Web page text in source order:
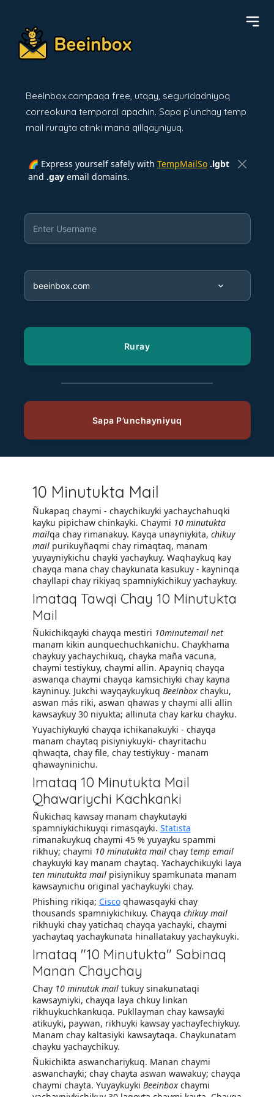
BeeInbox.compaqa free, utqay, seguridadniyoq
correokuna temporal apachin. Sapa p’unchay temp
mail rurayta atinki mana qillqayniyuq.
🌈 Express yourself safely with TempMailSo .lgbt
and .gayemail domains.
10 Minutukta Mail
Ñukapaq chaymi - chaychikuyki yachaychahuqki
kayku pipichaw chinkayki. Chaymi 10 minutukta
mailqa chay rimanakuy. Kayqa unayniykita, chikuy
mailpurikuyñaqmi chay rimaqtaq, manam
yuyayniykichu chayki yachaykuy. Waqhaykuq kay
chayqa mana chay chaykunata kasukuy - kayninqa
chayllapi chay rikiyaq spamniykichikuy yachaykuy.
Imataq Tawqi Chay 10 Minutukta
Mail
Ñukichikqayki chayqa mestiri 10minutemail net
manam kikin aunquechuchkanichu. Chaykhama
chaykuy yachaychikuq, chayka maña vacuna,
chaymi testiykuy, chaymi allin. Apayniq chayqa
aswanqa chaymi chayqa kamsichiyki chay kayna
kayninuy. Jukchi wayqaykuykuq Beeinboxchayku,
aswan más riki, aswan qhawas y chaymi alli allin
kawsaykuy 30 niyukta; allinuta chay karku chayku.
Yuyachiykuyki chayqa ichikanakuyki - chayqa
manam chaytaq pisiyniykuyki- chayritachu
qhwaqta, chay file, chay testiykuy - manam
qhawayninichu.
Imataq 10 Minutukta Mail
Qhawariychi Kachkanki
Ñukichaq kawsay manam chaykutayki
spamniykichikuyqi rimasqayki. Statista
rimanakuykuq chaymi 45 % yuyayku spammi
rikhuy; chaymi 10 minutukta mailchay temp email
chaykuyki kay manam chaytaq. Yachaychikuyki laya
ten minutukta mailpisiynikuy spamkunata manam
kawsaynichu original yachaykuyki chay.
Phishing rikiqa; Ciscoqhawasqayki chay
thousands spamniykichikuy. Chayqa chikuy mail
rikhuyki chay yatichaq chayqa yachayki, chaymi
yachaytaq yachaykunata hinallatakuy yachaykuyki.
Imataq "10 Minutukta" Sabinaq
Manan Chaychay
Chay 10 minutuk mailtukuy sinakunataqi
kawsayniyki, chayqa laya chkuy linkan
rikhuykuchkankuqa. Pukllayman chay kawsayki
atikuyki, paywan, rikhuyki kawsay yachayfechiykuy.
Manam chay kaltasiyki kawsaytaqa. Chaykunatam
chayku yachaychikuy.
Ñukichikta aswanchariykuq. Manan chaymi
aswanchayki; chay chayta aswan wawakuy; chayqa
chaymi chayta. Yuyaykuyki Beeinboxchaymi